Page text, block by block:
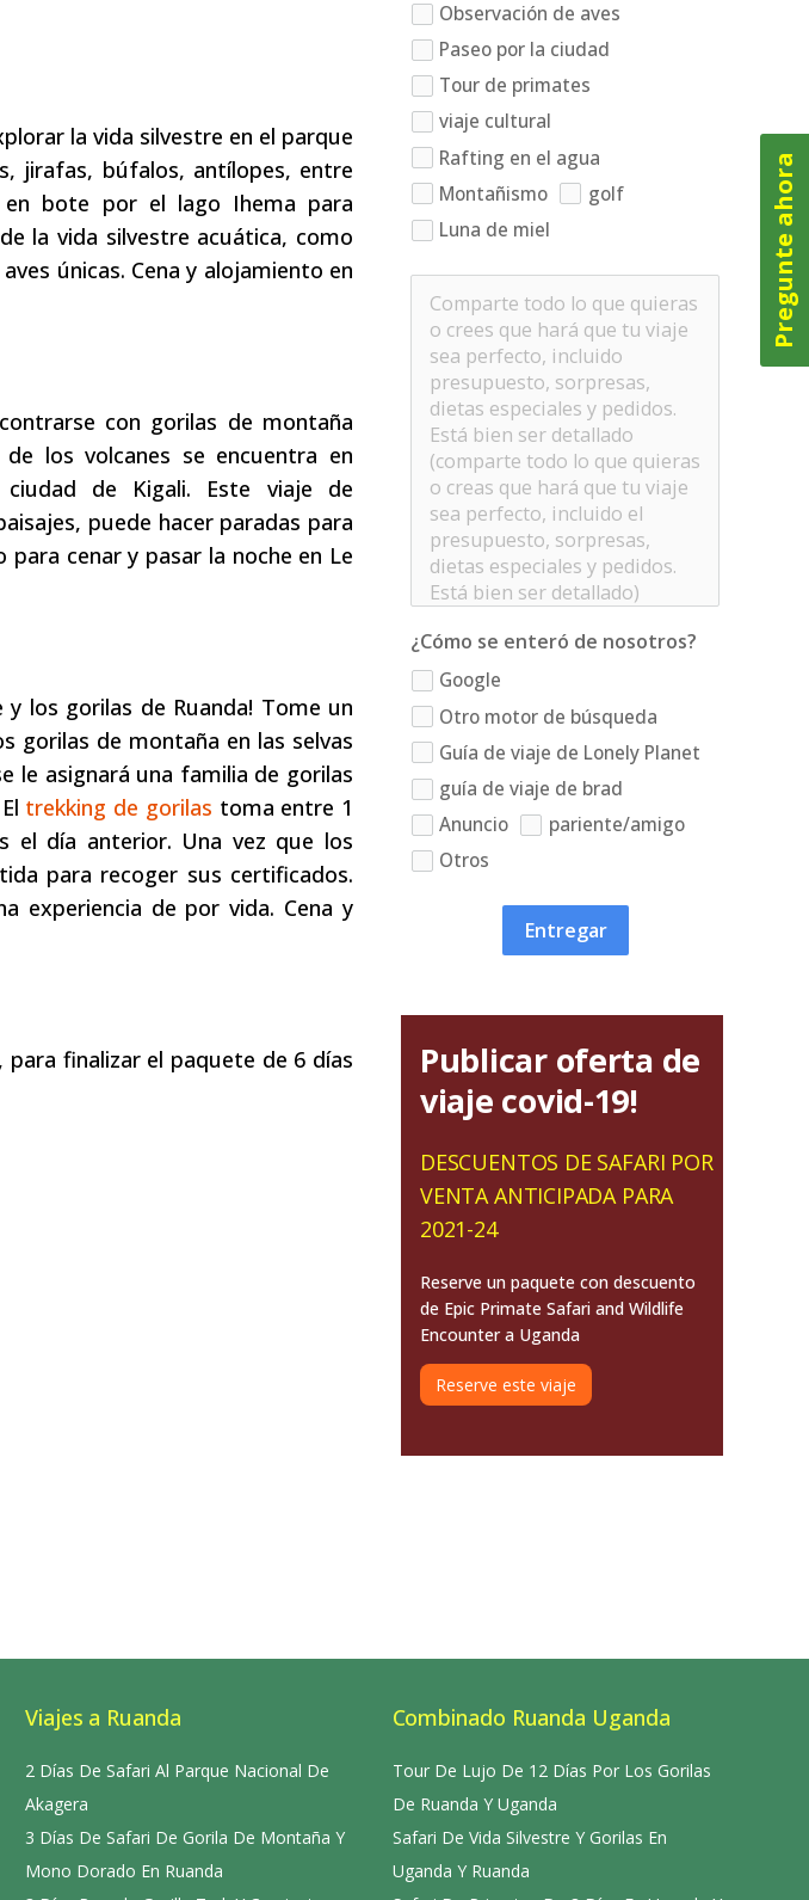
la vida silvestre en el parque
jirafas, búfalos, antílopes, entre
en bote por el lago Ihema para
la vida silvestre acuática, como
únicas. Cena y alojamiento en
con gorilas de montaña
los volcanes se encuentra en
de Kigali. Este viaje de
puede hacer paradas para
cenar y pasar la noche en Le
los gorilas de Ruanda! Tome un
gorilas de montaña en las selvas
le asignará una familia de gorilas
trekking de gorilas toma entre 1
el día anterior. Una vez que los
para recoger sus certificados.
experiencia de por vida. Cena y
finalizar el paquete de 6 días
Observación de aves
Paseo por la ciudad
Tour de primates
viaje cultural
Rafting en el agua
Montañismo
golf
Luna de miel
¿Cómo se enteró de nosotros?
Google
Otro motor de búsqueda
Guía de viaje de Lonely Planet
guía de viaje de brad
Anuncio
pariente/amigo
Otros
Entregar
Publicar oferta de
viaje covid-19!
DESCUENTOS DE SAFARI POR
VENTA ANTICIPADA PARA
2021-24
Reserve un paquete con descuento
de Epic Primate Safari and Wildlife
Encounter a Uganda
Reserve este viaje
Viajes a Ruanda
2 Días De Safari Al Parque Nacional De
Akagera
3 Días De Safari De Gorila De Montaña Y
Mono Dorado En Ruanda
Combinado Ruanda Uganda
Tour De Lujo De 12 Días Por Los Gorilas
De Ruanda Y Uganda
Safari De Vida Silvestre Y Gorilas En
Uganda Y Ruanda
Pregunte ahora